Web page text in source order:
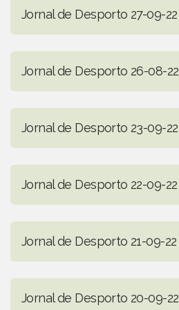
Jornal de Desporto 27-09-22
Jornal de Desporto 26-08-22
Jornal de Desporto 23-09-22
Jornal de Desporto 22-09-22
Jornal de Desporto 21-09-22
Jornal de Desporto 20-09-22